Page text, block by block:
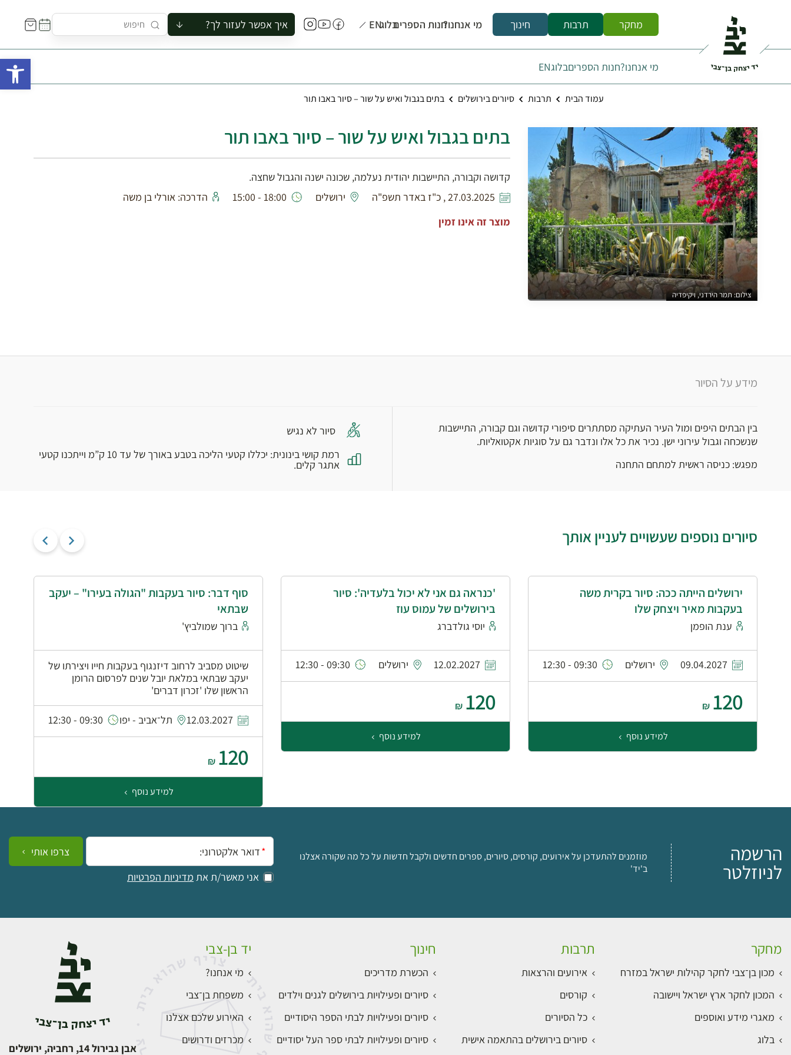
מחקר תרבות חינוך מי אנחנו?חנות הספריםבלוגEN איך אפשר לעזור לך?
להזמין סיור לקבוצה
להירשם לקורס
לתאם ביקור בצריף
מי אנחנו?חנות הספריםבלוגEN
עמוד הבית תרבות סיורים בירושלים בתים בגבול ואיש על שור – סיור באבו תור
צילום: תמר הירדני, ויקיפדיה
בתים בגבול ואיש על שור – סיור באבו תור
קדושה וקבורה, התיישבות יהודית נעלמה, שכונה ישנה והגבול שחצה.
27.03.2025 , כ"ז באדר תשפ"ה
ירושלים 18:00 - 15:00
הדרכה: אורלי בן משה
מוצר זה אינו זמין
מידע על הסיור
בין הבתים היפים ומול העיר העתיקה מסתתרים סיפורי קדושה וגם קבורה, התיישבות
שנשכחה וגבול עירוני ישן. נכיר את כל אלו ונדבר גם על סוגיות אקטואליות.
מפגש: כניסה ראשית למתחם התחנה
סיור לא נגיש
רמת קושי בינונית: יכללו קטעי הליכה בטבע באורך של עד 10 ק”מ וייתכנו קטעי
אתגר קלים.
סיורים נוספים שעשויים לעניין אותך
ירושלים הייתה ככה: סיור בקרית משה
בעקבות מאיר ויצחק שלו
ענת הופמן
09.04.2027 ירושלים 09:30 - 12:30
120
₪
למידע נוסף
'כנראה גם אני לא יכול בלעדיה': סיור
בירושלים של עמוס עוז
יוסי גולדברג
12.02.2027 ירושלים 09:30 - 12:30
120
₪
למידע נוסף
סוף דבר: סיור בעקבות "הגולה בעירו" – יעקב
שבתאי
ברוך שמולביץ'
שיטוט מסביב לרחוב דיזנגוף בעקבות חייו ויצירתו של
יעקב שבתאי במלאת יובל שנים לפרסום הרומן
הראשון שלו 'זכרון דברים'
12.03.2027 תל־אביב - יפו 09:30 - 12:30
120
₪
למידע נוסף
הרשמה
לניוזלטר
מוזמנים להתעדכן על אירועים, קורסים, סיורים, ספרים חדשים ולקבל חדשות על כל מה שקורה אצלנו
ב'יד'
אימייל:
אני מאשר/ת את מדיניות הפרטיות
צרפו אותי
מחקר
מכון בן־צבי לחקר קהילות ישראל במזרח
המכון לחקר ארץ ישראל ויישובה
מאגרי מידע ואוספים
בלוג
תרבות
אירועים והרצאות
קורסים
כל הסיורים
סיורים בירושלים בהתאמה אישית
חינוך
הכשרת מדריכים
סיורים ופעילויות בירושלים לגנים וילדים
סיורים ופעילויות לבתי הספר היסודיים
סיורים ופעילויות לבתי ספר העל יסודיים
יד בן-צבי
מי אנחנו?
משפחת בן־צבי
האירוע שלכם אצלנו
מכרזים ודרושים
אבן גבירול 14, רחביה, ירושלים